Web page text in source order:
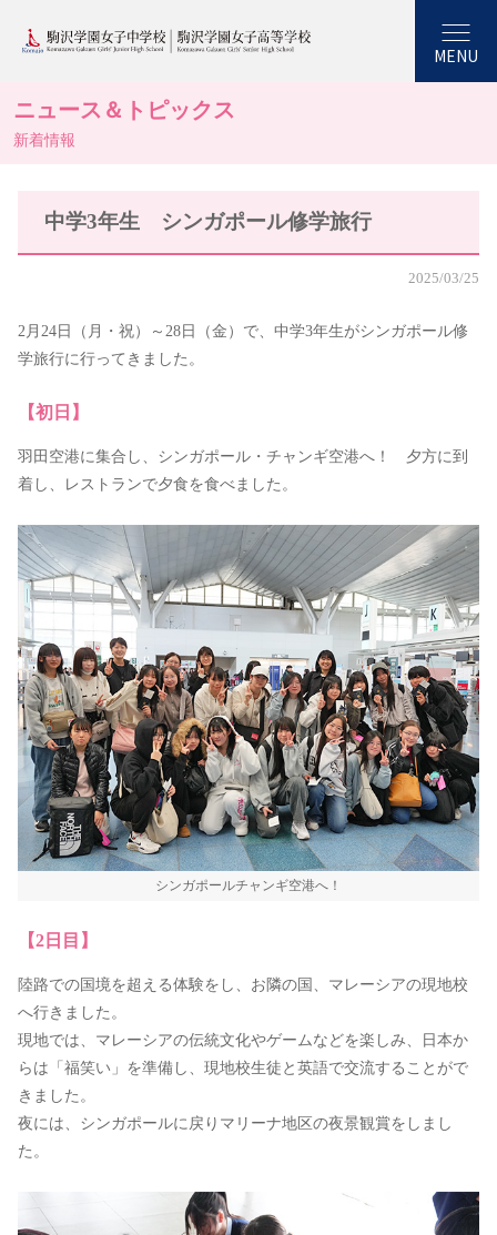
MENU
ニュース＆トピックス
新着情報
中学3年生 シンガポール修学旅行
2025/03/25
2月24日（月・祝）～28日（金）で、中学3年生がシンガポール修
学旅行に行ってきました。
【初日】
羽田空港に集合し、シンガポール・チャンギ空港へ！ 夕方に到
着し、レストランで夕食を食べました。
シンガポールチャンギ空港へ！
【2日目】
陸路での国境を超える体験をし、お隣の国、マレーシアの現地校
へ行きました。
現地では、マレーシアの伝統文化やゲームなどを楽しみ、日本か
らは「福笑い」を準備し、現地校生徒と英語で交流することがで
きました。
夜には、シンガポールに戻りマリーナ地区の夜景観賞をしまし
た。